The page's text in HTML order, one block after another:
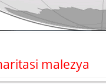
malezya